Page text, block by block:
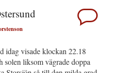
idag visade klockan 22.18
solen liksom vägrade doppa